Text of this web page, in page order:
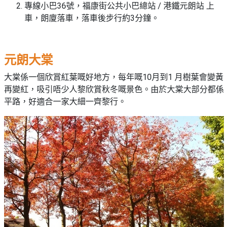
專線小巴36號，福康街公共小巴總站 / 港鐵元朗站 上
車，朗廈落車，落車後步行約3分鐘。
元朗大棠
大棠係一個欣賞紅葉嘅好地方，每年嘅10月到1 月樹葉會變黃
再變紅，吸引唔少人黎欣賞秋冬嘅景色。由於大棠大部分都係
平路，好適合一家大細一齊黎行。